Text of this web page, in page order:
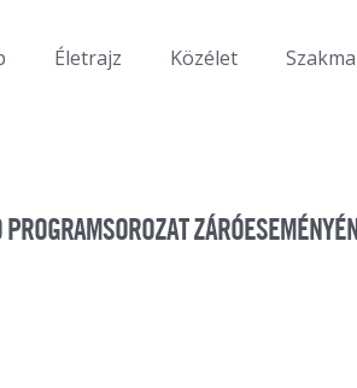
Életrajz Közélet Szakma
ZÁRÓESEMÉNYÉN